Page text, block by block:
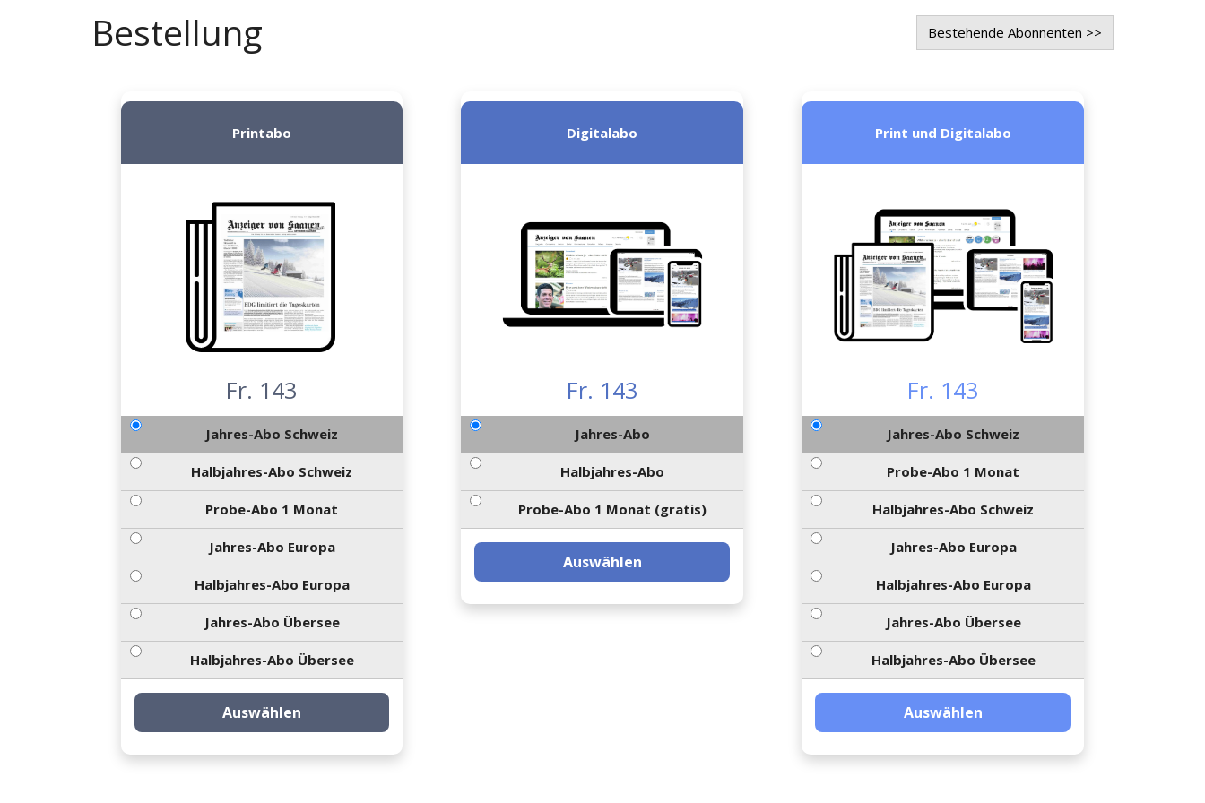
Bestellung Bestehende Abonnenten >>
Printabo
Fr. 143
Jahres-Abo Schweiz
Halbjahres-Abo Schweiz
Probe-Abo 1 Monat
Jahres-Abo Europa
Halbjahres-Abo Europa
Jahres-Abo Übersee
Halbjahres-Abo Übersee
Auswählen
Digitalabo
Fr. 143
Jahres-Abo
Halbjahres-Abo
Probe-Abo 1 Monat (gratis)
Auswählen
Print und Digitalabo
Fr. 143
Jahres-Abo Schweiz
Probe-Abo 1 Monat
Halbjahres-Abo Schweiz
Jahres-Abo Europa
Halbjahres-Abo Europa
Jahres-Abo Übersee
Halbjahres-Abo Übersee
Auswählen